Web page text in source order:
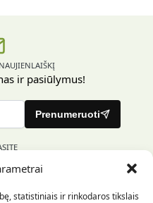
statistiniais ir rinkodaros tikslais
ir pasiūlymus!
Prenumeruoti